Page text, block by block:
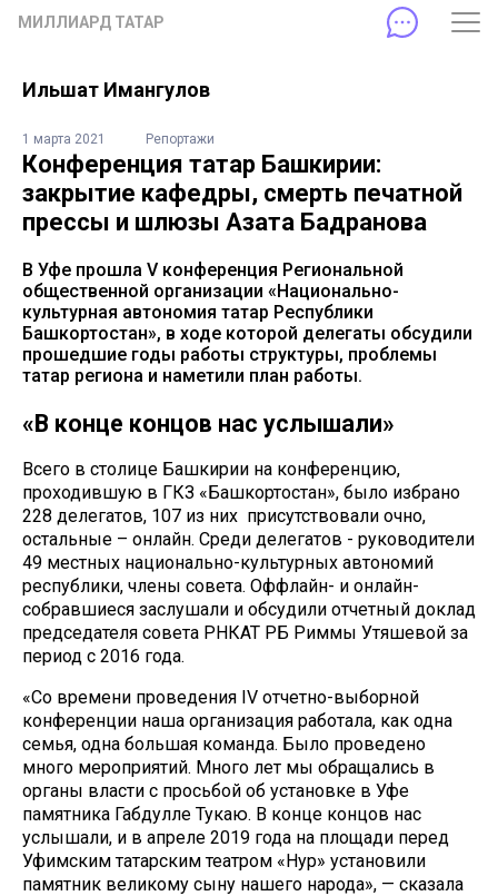
МИЛЛИАРД ТАТАР
Ильшат Имангулов
1 марта 2021 Репортажи
Конференция татар Башкирии:
закрытие кафедры, смерть печатной
прессы и шлюзы Азата Бадранова
В Уфе прошла V конференция Региональной
общественной организации «Национально-
культурная автономия татар Республики
Башкортостан», в ходе которой делегаты обсудили
прошедшие годы работы структуры, проблемы
татар региона и наметили план работы.
«В конце концов нас услышали»
Всего в столице Башкирии на конференцию,
проходившую в ГКЗ «Башкортостан», было избрано
228 делегатов, 107 из них присутствовали очно,
остальные – онлайн. Среди делегатов - руководители
49 местных национально-культурных автономий
республики, члены совета. Оффлайн- и онлайн-
собравшиеся заслушали и обсудили отчетный доклад
председателя совета РНКАТ РБ Риммы Утяшевой за
период с 2016 года.
«Со времени проведения IV отчетно-выборной
конференции наша организация работала, как одна
семья, одна большая команда. Было проведено
много мероприятий. Много лет мы обращались в
органы власти с просьбой об установке в Уфе
памятника Габдулле Тукаю. В конце концов нас
услышали, и в апреле 2019 года на площади перед
Уфимским татарским театром «Нур» установили
памятник великому сыну нашего народа», — сказала